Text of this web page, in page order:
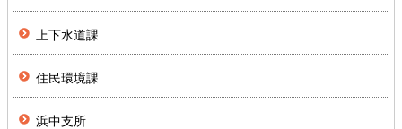
上下水道課
住民環境課
浜中支所